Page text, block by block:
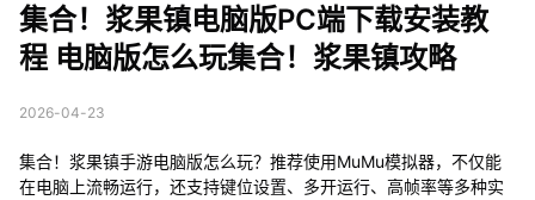
攻略
集合！浆果镇电脑版PC端下载安装教
程 电脑版怎么玩集合！浆果镇攻略
2026-04-23
集合！浆果镇手游电脑版怎么玩？推荐使用MuMu模拟器，不仅能
在电脑上流畅运行，还支持键位设置、多开运行、高帧率等多种实